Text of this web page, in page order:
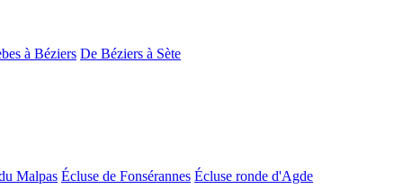
à Béziers De Béziers à Sète
Malpas Écluse de Fonsérannes Écluse ronde d'Agde